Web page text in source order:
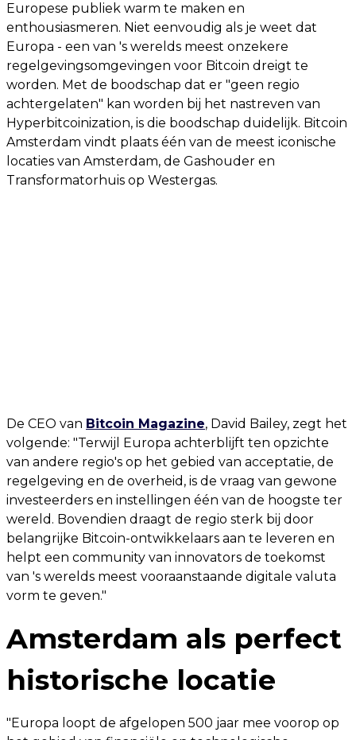
Europese publiek warm te maken en
enthousiasmeren. Niet eenvoudig als je weet dat
Europa - een van 's werelds meest onzekere
regelgevingsomgevingen voor Bitcoin dreigt te
worden. Met de boodschap dat er "geen regio
achtergelaten" kan worden bij het nastreven van
Hyperbitcoinization, is die boodschap duidelijk. Bitcoin
Amsterdam vindt plaats één van de meest iconische
locaties van Amsterdam, de Gashouder en
Transformatorhuis op Westergas.
De CEO van Bitcoin Magazine, David Bailey, zegt het
volgende: "Terwijl Europa achterblijft ten opzichte
van andere regio's op het gebied van acceptatie, de
regelgeving en de overheid, is de vraag van gewone
investeerders en instellingen één van de hoogste ter
wereld. Bovendien draagt de regio sterk bij door
belangrijke Bitcoin-ontwikkelaars aan te leveren en
helpt een community van innovators de toekomst
van 's werelds meest vooraanstaande digitale valuta
vorm te geven."
Amsterdam als perfect
historische locatie
"Europa loopt de afgelopen 500 jaar mee voorop op